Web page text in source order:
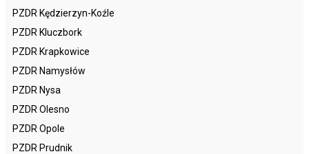
PZDR Kędzierzyn-Koźle
PZDR Kluczbork
PZDR Krapkowice
PZDR Namysłów
PZDR Nysa
PZDR Olesno
PZDR Opole
PZDR Prudnik